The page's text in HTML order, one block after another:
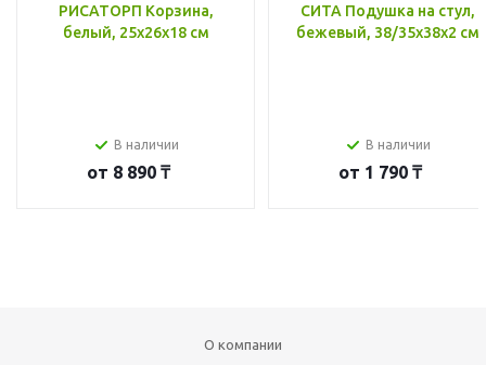
РИСАТОРП Корзина,
белый, 25x26x18 см
В наличии
от 8 890 ₸
СИТА Подушка на стул,
бежевый, 38/35x38x2 см
В наличии
от 1 790 ₸
О компании